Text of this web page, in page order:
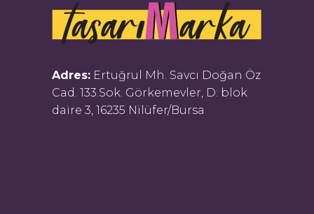
Adres: Ertuğrul Mh. Savcı Doğan Öz
Cad. 133.Sok. Görkemevler, D: blok
daire 3, 16235 Nilüfer/Bursa